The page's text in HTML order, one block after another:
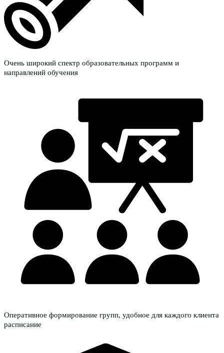
Очень широкий спектр образовательных программ и
направлений обучения
Оперативное формирование групп, удобное для каждого клиента
расписание